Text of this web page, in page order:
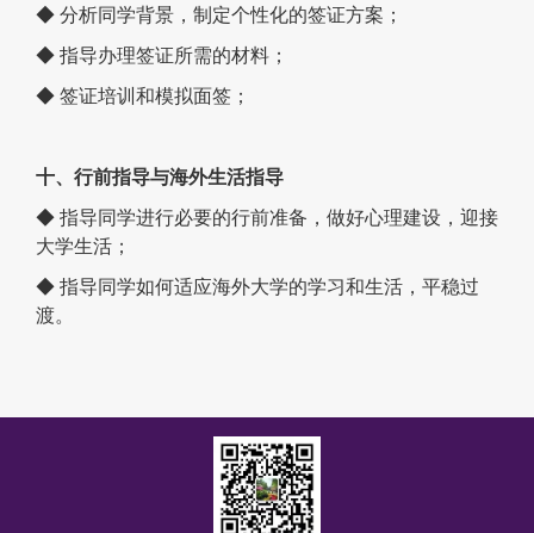
◆ 分析同学背景，制定个性化的签证方案；
◆ 指导办理签证所需的材料；
◆ 签证培训和模拟面签；
十、行前指导与海外生活指导
◆ 指导同学进行必要的行前准备，做好心理建设，迎接
大学生活；
◆ 指导同学如何适应海外大学的学习和生活，平稳过
渡。